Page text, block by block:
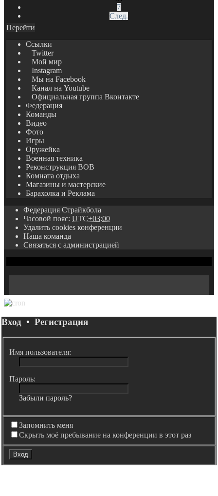
7
След.
Перейти
Ссылки
Twitter
Мой мир
Instagram
Мы на Facebook
Канал на Youtube
Официальная группа Вконтакте
Федерация
Команды
Видео
Фото
Игры
Оружейка
Военная техника
Реконструкция ВОВ
Комната отдыха
Магазины и мастерские
Барахолка и Реклама
Федерация Страйкбола
Часовой пояс: UTC+03:00
Удалить cookies конференции
Наша команда
Связаться с администрацией
Вход • Регистрация
Имя пользователя:
Пароль:
Забыли пароль?
Запомнить меня
Скрыть моё пребывание на конференции в этот раз